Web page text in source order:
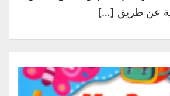
عن طريق […]